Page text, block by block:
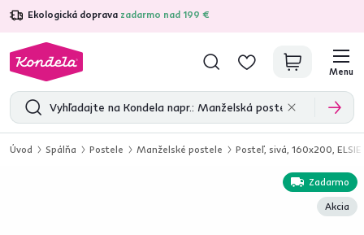
Ekologická doprava zadarmo nad 199 €
4,7 31 211overených produktových recenzií
Menu
Úvod Spálňa Postele Manželské postele Posteľ, sivá, 160x200, ELSIE
Zadarmo
Akcia